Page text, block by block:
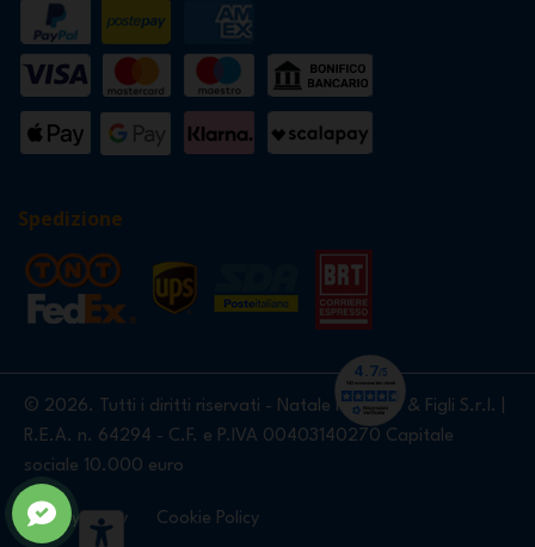
Spedizione
© 2026. Tutti i diritti riservati - Natale Nardello & Figli S.r.l. |
R.E.A. n. 64294 - C.F. e P.IVA 00403140270 Capitale
sociale 10.000 euro
Privacy Policy Cookie Policy